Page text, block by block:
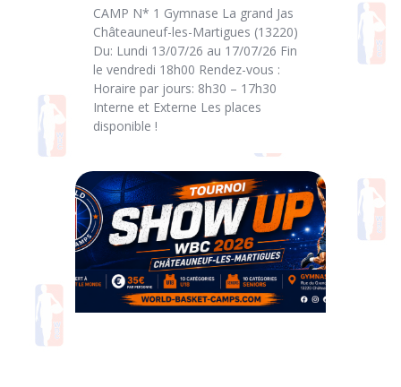
CAMP N* 1 Gymnase La grand Jas
Châteauneuf-les-Martigues (13220)
Du: Lundi 13/07/26 au 17/07/26 Fin
le vendredi 18h00 Rendez-vous :
Horaire par jours: 8h30 – 17h30
Interne et Externe Les places
disponible !